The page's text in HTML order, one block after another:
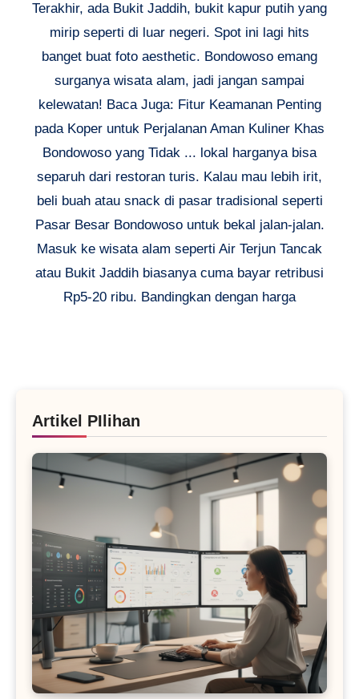
Terakhir, ada Bukit Jaddih, bukit kapur putih yang
mirip seperti di luar negeri. Spot ini lagi hits
banget buat foto aesthetic. Bondowoso emang
surganya wisata alam, jadi jangan sampai
kelewatan! Baca Juga: Fitur Keamanan Penting
pada Koper untuk Perjalanan Aman Kuliner Khas
Bondowoso yang Tidak ... lokal harganya bisa
separuh dari restoran turis. Kalau mau lebih irit,
beli buah atau snack di pasar tradisional seperti
Pasar Besar Bondowoso untuk bekal jalan-jalan.
Masuk ke wisata alam seperti Air Terjun Tancak
atau Bukit Jaddih biasanya cuma bayar retribusi
Rp5-20 ribu. Bandingkan dengan harga
Artikel PIlihan